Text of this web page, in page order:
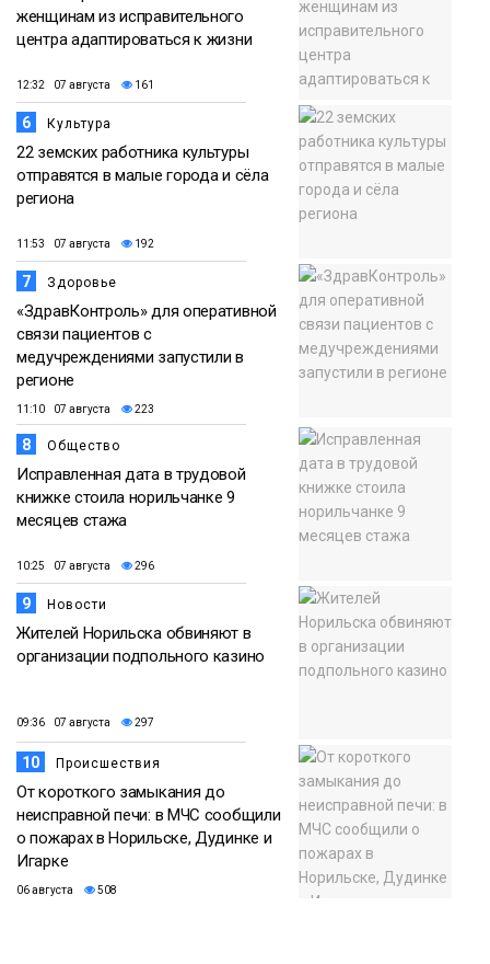
женщинам из исправительного
центра адаптироваться к жизни
12:32 07 августа 161
6 Культура
22 земских работника культуры
отправятся в малые города и сёла
региона
11:53 07 августа 192
7 Здоровье
«ЗдравКонтроль» для оперативной
связи пациентов с
медучреждениями запустили в
регионе
11:10 07 августа 223
8 Общество
Исправленная дата в трудовой
книжке стоила норильчанке 9
месяцев стажа
10:25 07 августа 296
9 Новости
Жителей Норильска обвиняют в
организации подпольного казино
09:36 07 августа 297
10 Происшествия
От короткого замыкания до
неисправной печи: в МЧС сообщили
о пожарах в Норильске, Дудинке и
Игарке
06 августа 508